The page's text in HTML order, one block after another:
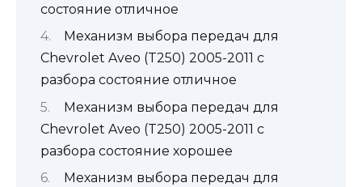
состояние отличное
Механизм выбора передач для
Chevrolet Aveo (T250) 2005-2011 с
разбора состояние отличное
Механизм выбора передач для
Chevrolet Aveo (T250) 2005-2011 с
разбора состояние хорошее
Механизм выбора передач для